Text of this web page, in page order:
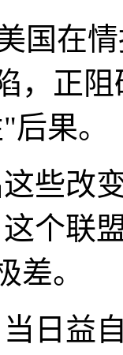
国在
，正
果。
些改
个联
差。
日益